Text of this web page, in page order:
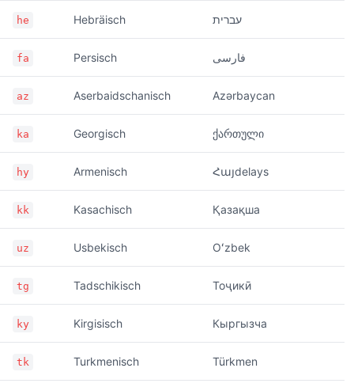
he Hebräisch עברית
fa Persisch فارسی
az Aserbaidschanisch Azərbaycan
ka Georgisch ქართული
hy Armenisch Հայdelays
kk Kasachisch Қазақша
uz Usbekisch Oʻzbek
tg Tadschikisch Тоҷикӣ
ky Kirgisisch Кыргызча
tk Turkmenisch Türkmen